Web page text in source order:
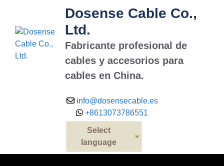
contenido
Dosense Cable Co.,
Ltd.
Fabricante profesional de
cables y accesorios para
cables en China.
info@dosensecable.es
+8613073786551
Select
language